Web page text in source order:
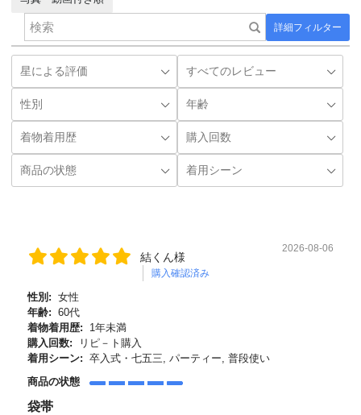
詳細フィルター
結くん様
購入確認済み
2026-08-06
性別: 女性
年齢: 60代
着物着用歴:
1年未満
購入回数:
リピ－ト購入
着用シーン: 卒入式・七五三, パーティー, 普段使い
商品の状態
袋帯